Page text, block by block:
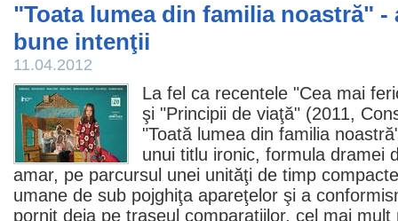
"Toata lumea din familia noastră" -
bune intenţii
11.04.2012
La fel ca recentele "Cea mai
şi "Principii de viaţă" (2011,
"Toată lumea din familia noastră
unui titlu ironic, formula dramei
amar, pe parcursul unei unităţi de timp
umane de sub pojghiţa apareţelor şi a
pornit deja pe traseul comparaţiilor, cel mai